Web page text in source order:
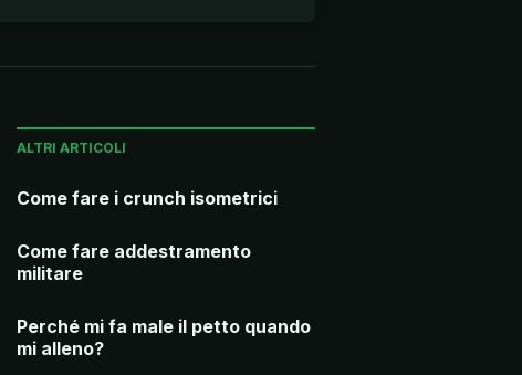
ALTRI ARTICOLI
Come fare i crunch isometrici
Come fare addestramento
militare
Perché mi fa male il petto quando
mi alleno?